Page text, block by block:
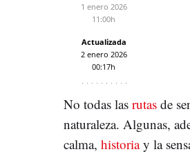
1 enero 2026
11:00h
Actualizada
2 enero 2026
00:17h
No todas las rutas de
naturaleza. Algunas,
calma, historiay la